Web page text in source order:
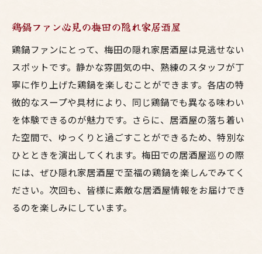
鶏鍋ファン必見の梅田の隠れ家居酒屋
鶏鍋ファンにとって、梅田の隠れ家居酒屋は見逃せない
スポットです。静かな雰囲気の中、熟練のスタッフが丁
寧に作り上げた鶏鍋を楽しむことができます。各店の特
徴的なスープや具材により、同じ鶏鍋でも異なる味わい
を体験できるのが魅力です。さらに、居酒屋の落ち着い
た空間で、ゆっくりと過ごすことができるため、特別な
ひとときを演出してくれます。梅田での居酒屋巡りの際
には、ぜひ隠れ家居酒屋で至福の鶏鍋を楽しんでみてく
ださい。次回も、皆様に素敵な居酒屋情報をお届けでき
るのを楽しみにしています。